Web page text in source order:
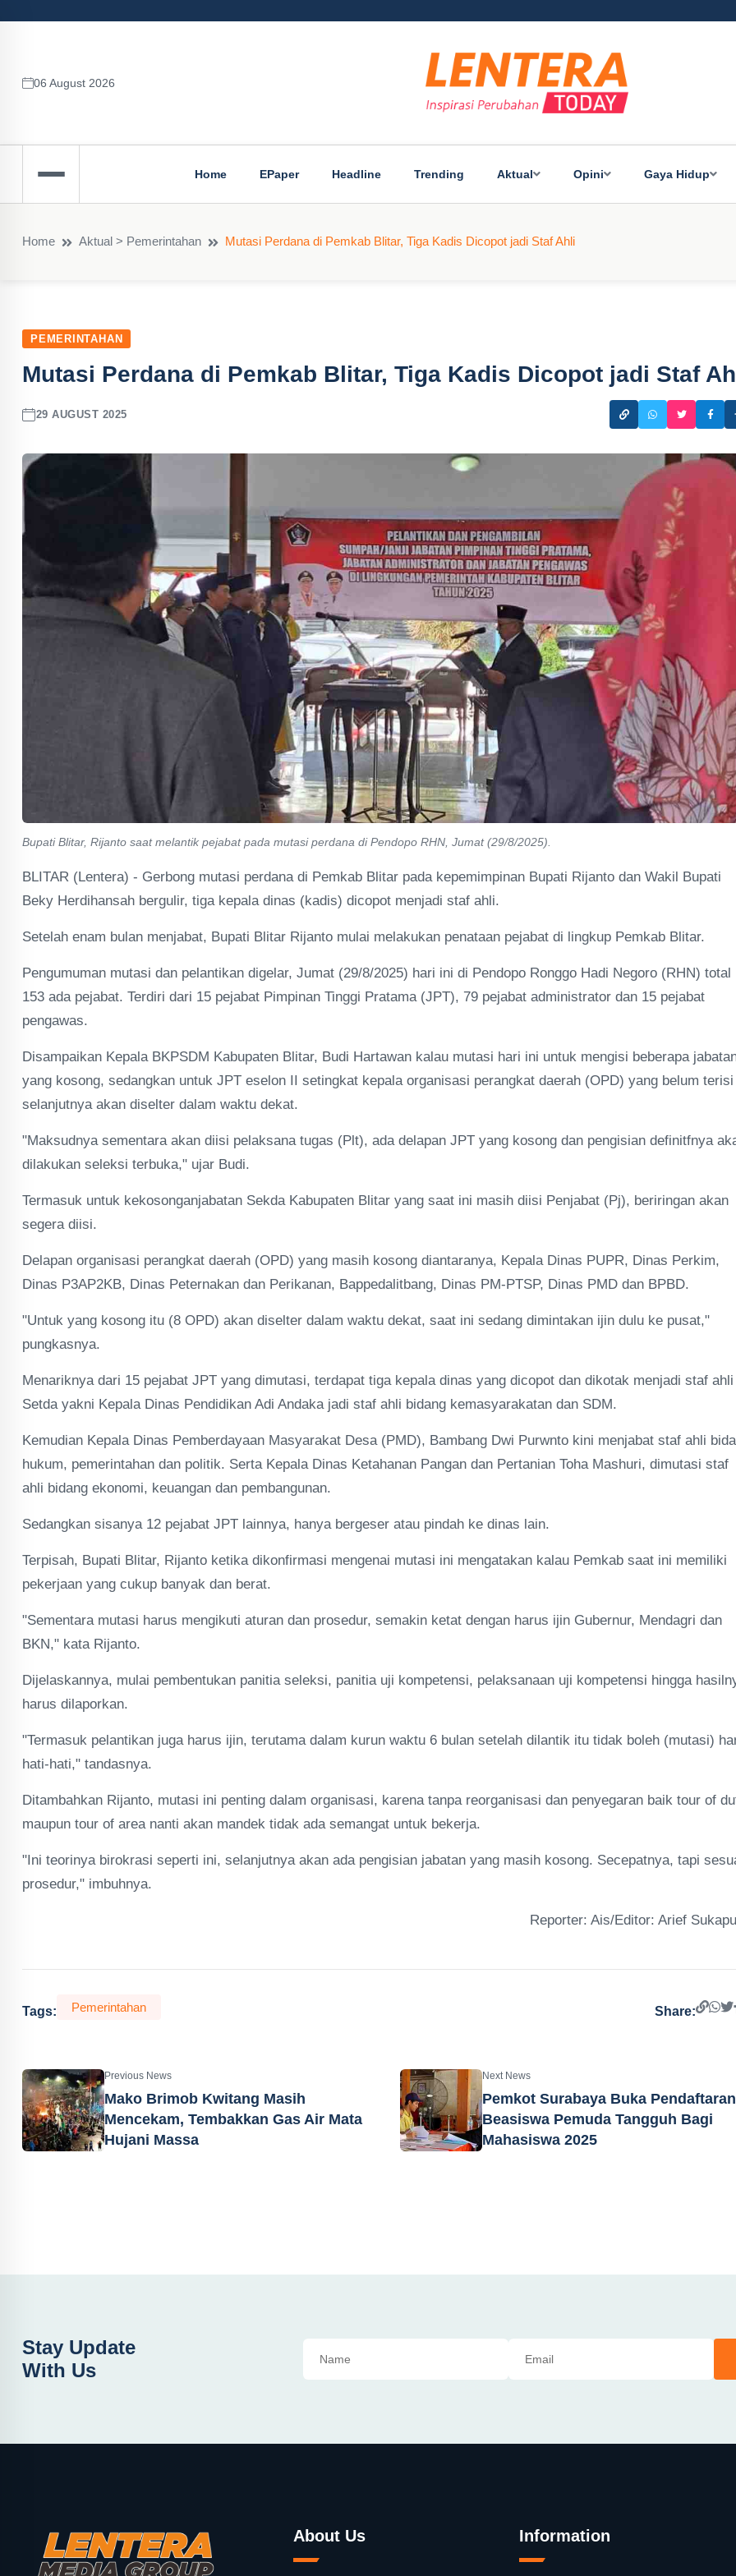
06 August 2026
Home EPaper Headline Trending Aktual Opini Gaya Hidup
Home Aktual > Pemerintahan Mutasi Perdana di Pemkab Blitar, Tiga Kadis Dicopot jadi Staf Ahli
PEMERINTAHAN
Mutasi Perdana di Pemkab Blitar, Tiga Kadis Dicopot jadi Staf
29 AUGUST 2025
Bupati Blitar, Rijanto saat melantik pejabat pada mutasi perdana di Pendopo RHN, Jumat (29/8/2025).
BLITAR (Lentera) - Gerbong mutasi perdana di Pemkab Blitar pada kepemimpinan Bupati Rijanto dan Wakil Bupati
Beky Herdihansah bergulir, tiga kepala dinas (kadis) dicopot menjadi staf ahli.
Setelah enam bulan menjabat, Bupati Blitar Rijanto mulai melakukan penataan pejabat di lingkup Pemkab Blitar.
Pengumuman mutasi dan pelantikan digelar, Jumat (29/8/2025) hari ini di Pendopo Ronggo Hadi Negoro (RHN) total
153 ada pejabat. Terdiri dari 15 pejabat Pimpinan Tinggi Pratama (JPT), 79 pejabat administrator dan 15 pejabat
pengawas.
Disampaikan Kepala BKPSDM Kabupaten Blitar, Budi Hartawan kalau mutasi hari ini untuk mengisi beberapa
yang kosong, sedangkan untuk JPT eselon II setingkat kepala organisasi perangkat daerah (OPD) yang belum terisi
selanjutnya akan diselter dalam waktu dekat.
"Maksudnya sementara akan diisi pelaksana tugas (Plt), ada delapan JPT yang kosong dan pengisian definitfnya
dilakukan seleksi terbuka," ujar Budi.
Termasuk untuk kekosonganjabatan Sekda Kabupaten Blitar yang saat ini masih diisi Penjabat (Pj), beriringan akan
segera diisi.
Delapan organisasi perangkat daerah (OPD) yang masih kosong diantaranya, Kepala Dinas PUPR, Dinas Perkim,
Dinas P3AP2KB, Dinas Peternakan dan Perikanan, Bappedalitbang, Dinas PM-PTSP, Dinas PMD dan BPBD.
"Untuk yang kosong itu (8 OPD) akan diselter dalam waktu dekat, saat ini sedang dimintakan ijin dulu ke pusat,"
pungkasnya.
Menariknya dari 15 pejabat JPT yang dimutasi, terdapat tiga kepala dinas yang dicopot dan dikotak menjadi staf ahli
Setda yakni Kepala Dinas Pendidikan Adi Andaka jadi staf ahli bidang kemasyarakatan dan SDM.
Kemudian Kepala Dinas Pemberdayaan Masyarakat Desa (PMD), Bambang Dwi Purwnto kini menjabat staf ahli
hukum, pemerintahan dan politik. Serta Kepala Dinas Ketahanan Pangan dan Pertanian Toha Mashuri, dimutasi staf
ahli bidang ekonomi, keuangan dan pembangunan.
Sedangkan sisanya 12 pejabat JPT lainnya, hanya bergeser atau pindah ke dinas lain.
Terpisah, Bupati Blitar, Rijanto ketika dikonfirmasi mengenai mutasi ini mengatakan kalau Pemkab saat ini memiliki
pekerjaan yang cukup banyak dan berat.
"Sementara mutasi harus mengikuti aturan dan prosedur, semakin ketat dengan harus ijin Gubernur, Mendagri dan
BKN," kata Rijanto.
Dijelaskannya, mulai pembentukan panitia seleksi, panitia uji kompetensi, pelaksanaan uji kompetensi hingga
harus dilaporkan.
"Termasuk pelantikan juga harus ijin, terutama dalam kurun waktu 6 bulan setelah dilantik itu tidak boleh (mutasi)
hati-hati," tandasnya.
Ditambahkan Rijanto, mutasi ini penting dalam organisasi, karena tanpa reorganisasi dan penyegaran baik tour of
maupun tour of area nanti akan mandek tidak ada semangat untuk bekerja.
"Ini teorinya birokrasi seperti ini, selanjutnya akan ada pengisian jabatan yang masih kosong. Secepatnya, tapi
prosedur," imbuhnya.
Reporter: Ais/Editor: Arief
Tags: Pemerintahan Share:
Previous News
Mako Brimob Kwitang Masih
Mencekam, Tembakkan Gas Air Mata
Hujani Massa
Next News
Pemkot Surabaya Buka Pendaftaran
Beasiswa Pemuda Tangguh Bagi
Mahasiswa 2025
Stay Update
With Us
About Us Information